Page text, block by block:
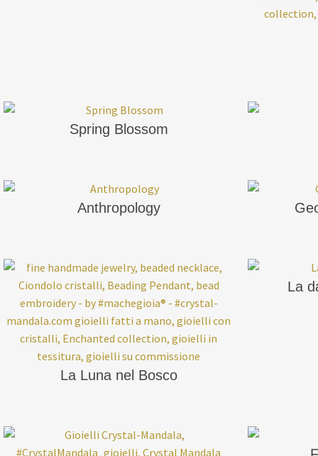
Spring Blossom
Anthropology
La Luna nel Bosco
La